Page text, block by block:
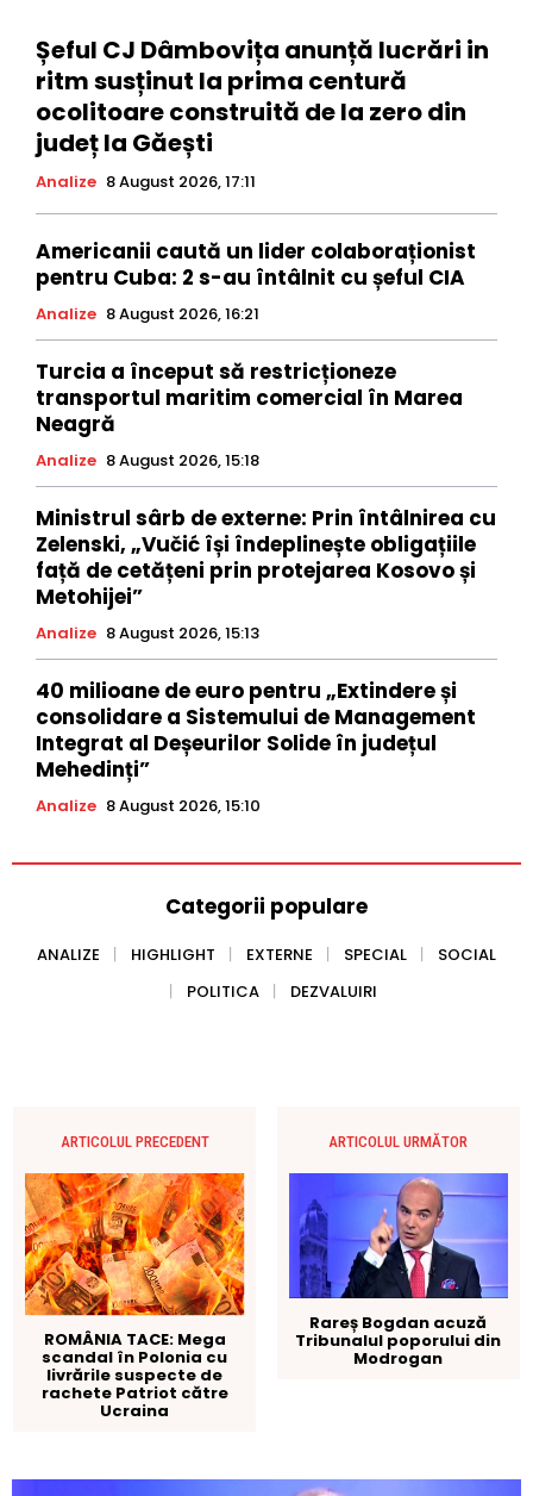
Șeful CJ Dâmbovița anunță lucrări in
ritm susținut la prima centură
ocolitoare construită de la zero din
județ la Găești
Analize 8 August 2026, 17:11
Americanii caută un lider colaboraționist
pentru Cuba: 2 s-au întâlnit cu șeful CIA
Analize 8 August 2026, 16:21
Turcia a început să restricționeze
transportul maritim comercial în Marea
Neagră
Analize 8 August 2026, 15:18
Ministrul sârb de externe: Prin întâlnirea cu
Zelenski, „Vučić își îndeplinește obligațiile
față de cetățeni prin protejarea Kosovo și
Metohijei”
Analize 8 August 2026, 15:13
40 milioane de euro pentru „Extindere și
consolidare a Sistemului de Management
Integrat al Deșeurilor Solide în județul
Mehedinți”
Analize 8 August 2026, 15:10
Categorii populare
ANALIZE HIGHLIGHT EXTERNE SPECIAL
SOCIAL
POLITICA
DEZVALUIRI
ARTICOLUL PRECEDENT
ROMÂNIA TACE: Mega
scandal în Polonia cu
livrările suspecte de
rachete Patriot către
Ucraina
ARTICOLUL URMĂTOR
Rareș Bogdan acuză
Tribunalul poporului din
Modrogan